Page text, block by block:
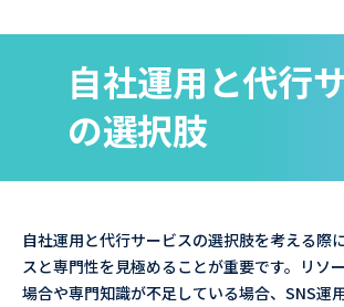
自社運用と代行
の選択肢
自社運用と代行サービスの選択肢を考える際
スと専門性を見極めることが重要です。リソ
場合や専門知識が不足している場合、SNS運